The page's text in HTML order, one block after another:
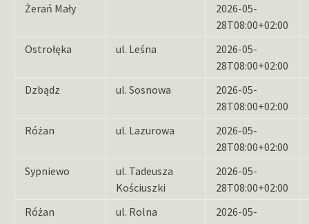
Żerań Mały
2026-05-
28T08:00+02:00
Ostrołęka
ul. Leśna
2026-05-
28T08:00+02:00
Dzbądz
ul. Sosnowa
2026-05-
28T08:00+02:00
Różan
ul. Lazurowa
2026-05-
28T08:00+02:00
Sypniewo
ul. Tadeusza
Kościuszki
2026-05-
28T08:00+02:00
Różan
ul. Rolna
2026-05-